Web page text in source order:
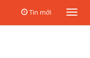
Tin mới